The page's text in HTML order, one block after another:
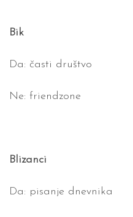
Bik
Da: časti društvo
Ne: friendzone
Blizanci
Da: pisanje dnevnika